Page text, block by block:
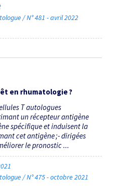
/ N° 481 - avril 2022
en rhumatologie ?
T autologues
un récepteur antigène
spécifique et induisent la
cet antigène ;- dirigées
le pronostic ...
/ N° 475 - octobre 2021